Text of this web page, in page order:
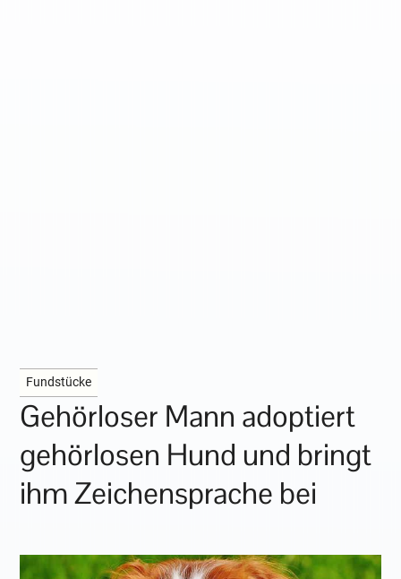
Fundstücke
Gehörloser Mann adoptiert
gehörlosen Hund und bringt
ihm Zeichensprache bei